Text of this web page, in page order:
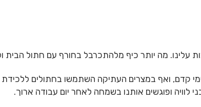
עלינו. מה יותר כיף מלהתכרבל בחורף עם חתול הבית
קדם, ואף במצרים העתיקה השתמשו בחתולים
לוויה ופוגשים אותנו בשמחה לאחר יום עבודה ארוך.